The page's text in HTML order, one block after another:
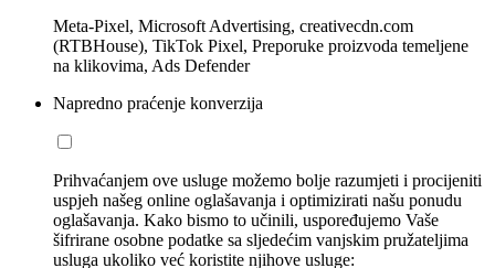
Meta-Pixel, Microsoft Advertising, creativecdn.com
(RTBHouse), TikTok Pixel, Preporuke proizvoda temeljene
na klikovima, Ads Defender
Napredno praćenje konverzija
Prihvaćanjem ove usluge možemo bolje razumjeti i procijeniti
uspjeh našeg online oglašavanja i optimizirati našu ponudu
oglašavanja. Kako bismo to učinili, uspoređujemo Vaše
šifrirane osobne podatke sa sljedećim vanjskim pružateljima
usluga ukoliko već koristite njihove usluge: